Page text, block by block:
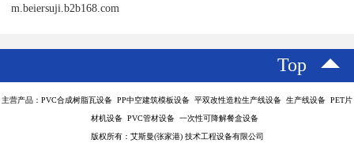
m.beiersuji.b2b168.com
Top
主营产品：PVC合成树脂瓦设备 PP中空建筑模板设备 平双改性造粒生产线设备 生产线设备 PET片
材机设备 PVC管材设备 一次性可降解餐盒设备
版权所有：艾斯曼(张家港) 技术工程设备有限公司